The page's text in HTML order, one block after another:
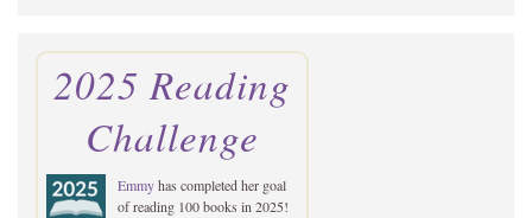
2025 Reading
Challenge
Emmyhas completed her goal
of reading 100 books in 2025!